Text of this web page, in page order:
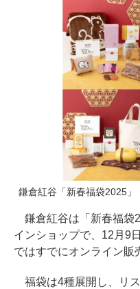
鎌倉紅谷「新春福袋2025」
鎌倉紅谷は「新春福袋
インショップで、12月9
ではすでにオンライン販
福袋は4種展開し、リ